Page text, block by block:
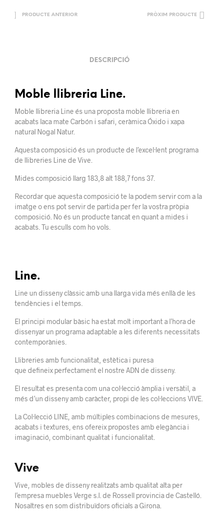
PRODUCTE ANTERIOR PRÒXIM PRODUCTE
DESCRIPCIÓ
Moble llibreria Line.
Moble llibreria Line és una proposta moble llibreria en
acabats laca mate Carbón i safari, ceràmica Óxido i xapa
natural Nogal Natur.
Aquesta composició és un producte de l’excel·lent programa
de llibreries Line de Vive.
Mides composició llarg 183,8 alt 188,7 fons 37.
Recordar que aquesta composició te la podem servir com a la
imatge o ens pot servir de partida per fer la vostra pròpia
composició. No és un producte tancat en quant a mides i
acabats. Tu esculls com ho vols.
Line.
Line un disseny clàssic amb una llarga vida més enllà de les
tendències i el temps.
El principi modular bàsic ha estat molt important a l’hora de
dissenyar un programa adaptable a les diferents necessitats
contemporànies.
Llibreries amb funcionalitat, estètica i puresa
que defineix perfectament el nostre ADN de disseny.
El resultat es presenta com una col·lecció àmplia i versàtil, a
més d’un disseny amb caràcter, propi de les col·leccions VIVE.
La Col·lecció LINE, amb múltiples combinacions de mesures,
acabats i textures, ens ofereix propostes amb elegància i
imaginació, combinant qualitat i funcionalitat.
Vive
Vive, mobles de disseny realitzats amb qualitat alta per
l’empresa muebles Verge s.l. de Rossell provincia de Castelló.
Nosaltres en som distribuïdors oficials a Girona.